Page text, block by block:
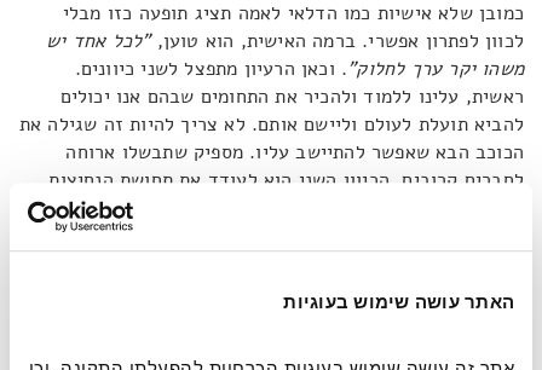
האתר עושה שימוש בעוגיות
כמובן שלא אישיות כמו הדלאי לאמה תציג תופעה כזו מבלי
לכוון לפתרון אפשרי. ברמה האישית, הוא טוען,"לכל אחד יש
משהו יקר ערך לחלוק". וכאן הרעיון מתפצל לשני כיוונים.
ראשית, עלינו ללמוד ולהכיר את התחומים שבהם אנו יכולים
להביא תועלת לעולם וליישם אותם. לא צריך להיות זה שגילה את
הכוכב הבא שאפשר להתיישב עליו. מספיק שתבשלו ארוחה
לחברים קרובים. הכיוון השני הוא לעודד את תחושת הנחיצות
"עלינו להתחיל כל יום בלשאול
את עצמנו באופן מודע – מה אנו יכולים לעשות היום כדי להעריך
מרגישים נחוצים הופכת את החברה שלנו למגובשת וחזקה יותר.